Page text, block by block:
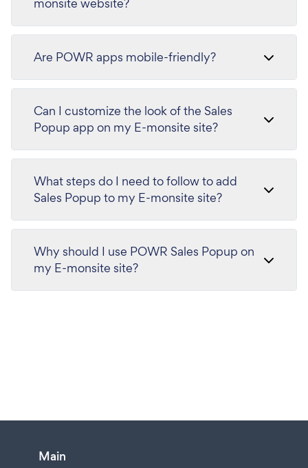
Are POWR apps mobile-friendly?
Can I customize the look of the Sales
Popup app on my E-monsite site?
What steps do I need to follow to add
Sales Popup to my E-monsite site?
Why should I use POWR Sales Popup on
my E-monsite site?
Main